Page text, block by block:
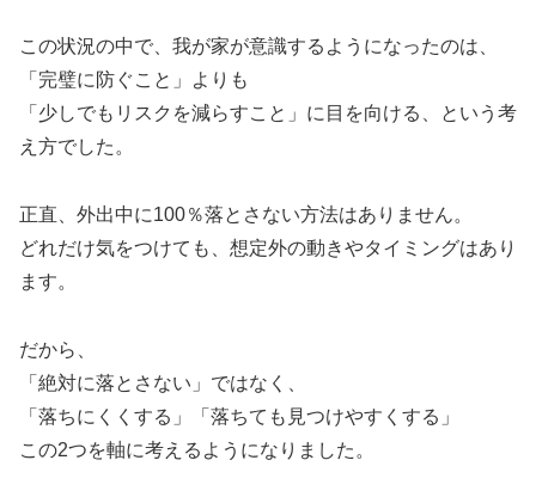
この状況の中で、我が家が意識するようになったのは、
「完璧に防ぐこと」よりも
「少しでもリスクを減らすこと」に目を向ける、という考
え方でした。
正直、外出中に100％落とさない方法はありません。
どれだけ気をつけても、想定外の動きやタイミングはあり
ます。
だから、
「絶対に落とさない」ではなく、
「落ちにくくする」「落ちても見つけやすくする」
この2つを軸に考えるようになりました。